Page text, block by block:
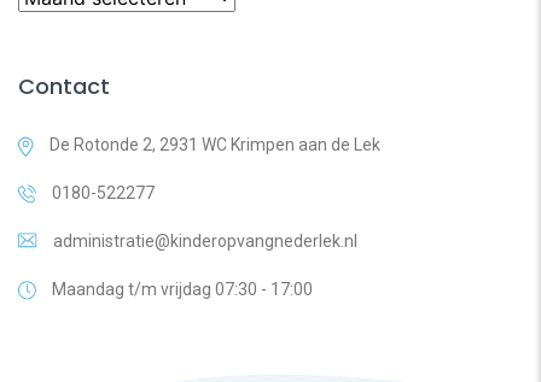
Contact
De Rotonde 2, 2931 WC Krimpen aan de Lek
0180-522277
administratie@kinderopvangnederlek.nl
Maandag t/m vrijdag 07:30 - 17:00